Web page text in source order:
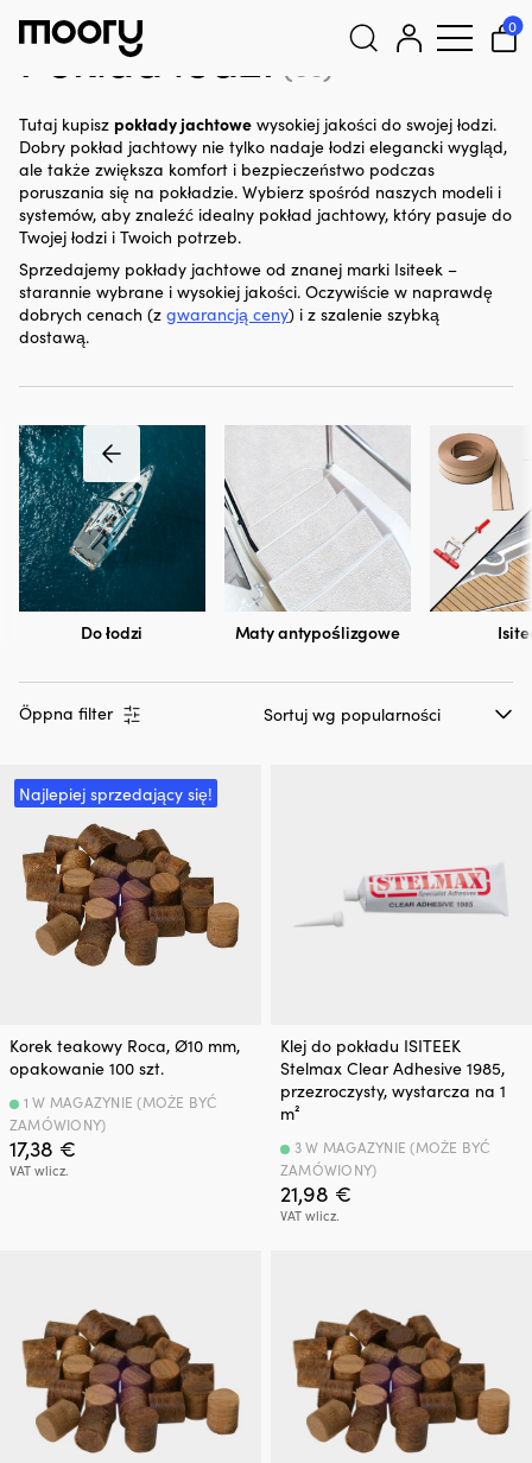
0
Pokład łodzi
Tutaj kupisz pokłady jachtowe wysokiej jakości do swojej łodzi.
Dobry pokład jachtowy nie tylko nadaje łodzi elegancki wygląd,
ale także zwiększa komfort i bezpieczeństwo podczas
poruszania się na pokładzie. Wybierz spośród naszych modeli i
systemów, aby znaleźć idealny pokład jachtowy, który pasuje do
Twojej łodzi i Twoich potrzeb.
Sprzedajemy pokłady jachtowe od znanej marki Isiteek –
starannie wybrane i wysokiej jakości. Oczywiście w naprawdę
dobrych cenach (z gwarancją ceny) i z szalenie szybką
dostawą.
Do łodzi Maty antypoślizgowe
Öppna filter
Najlepiej sprzedający się!
Korek teakowy Roca, Ø10 mm,
opakowanie 100 szt.
17,38 €
VAT wlicz.
1 W MAGAZYNIE (MOŻE BYĆ
ZAMÓWIONY)
Klej do pokładu ISITEEK
Stelmax Clear Adhesive 1985,
przezroczysty, wystarcza na 1
m²
21,98 €
VAT wlicz.
3 W MAGAZYNIE (MOŻE BYĆ
ZAMÓWIONY)